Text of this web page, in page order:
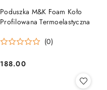
Poduszka M&K Foam Koło
Profilowana Termoelastyczna
(0)
Cena:
188.00